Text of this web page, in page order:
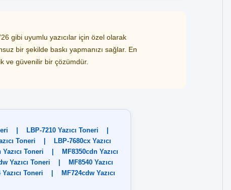
gibi uyumlu yazıcılar için özel olarak
bir şekilde baskı yapmanızı sağlar. En
ve güvenilir bir çözümdür.
LBP-7210 Yazıcı Toneri
Toneri
LBP-7680cx Yazıcı
Yazıcı Toneri
MF8350cdn Yazıcı
Yazıcı Toneri
MF8540 Yazıcı
Yazıcı Toneri
MF724cdw Yazıcı